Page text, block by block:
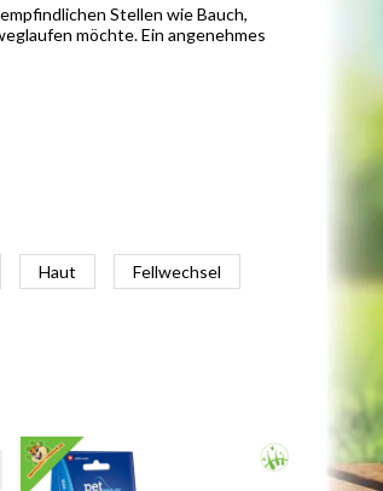
Stellen wie Bauch,
möchte. Ein angenehmes
Haut Fellwechsel